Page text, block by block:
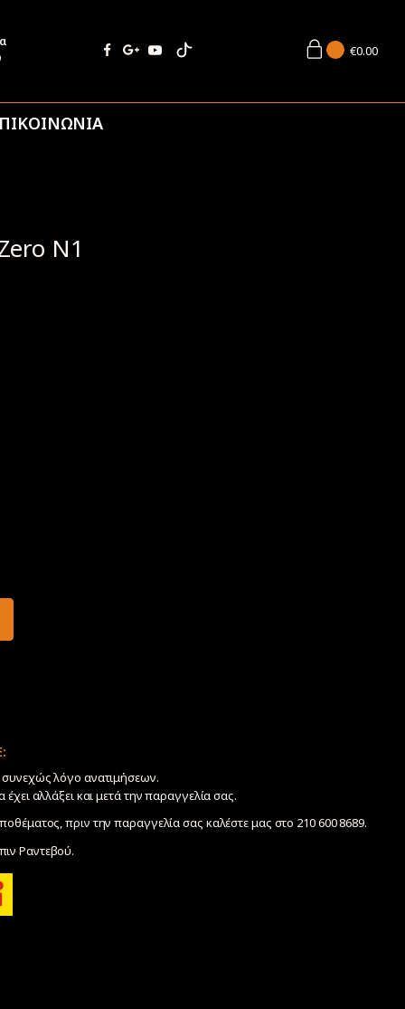
€0.00
N1
συνεχώς λόγο ανατιμήσεων.
έχει αλλάξει και μετά την παραγγελία σας.
πριν την παραγγελία σας καλέστε μας στο 210 600 8689.
Ραντεβού.